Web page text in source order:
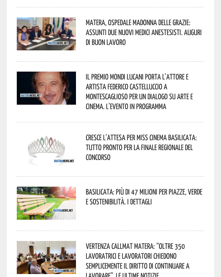
Matera, Ospedale Madonna delle Grazie:
assunti due nuovi medici anestesisti. Auguri
di buon lavoro
Il Premio Mondi Lucani porta l’attore e
artista Federico Castelluccio a
Montescaglioso per un dialogo su arte e
cinema. L’evento in programma
Cresce l’attesa per Miss Cinema Basilicata:
tutto pronto per la finale regionale del
concorso
Basilicata: più di 47 milioni per piazze, verde
e sostenibilità. I dettagli
Vertenza CallMat Matera: “Oltre 350
lavoratrici e lavoratori chiedono
semplicemente il diritto di continuare a